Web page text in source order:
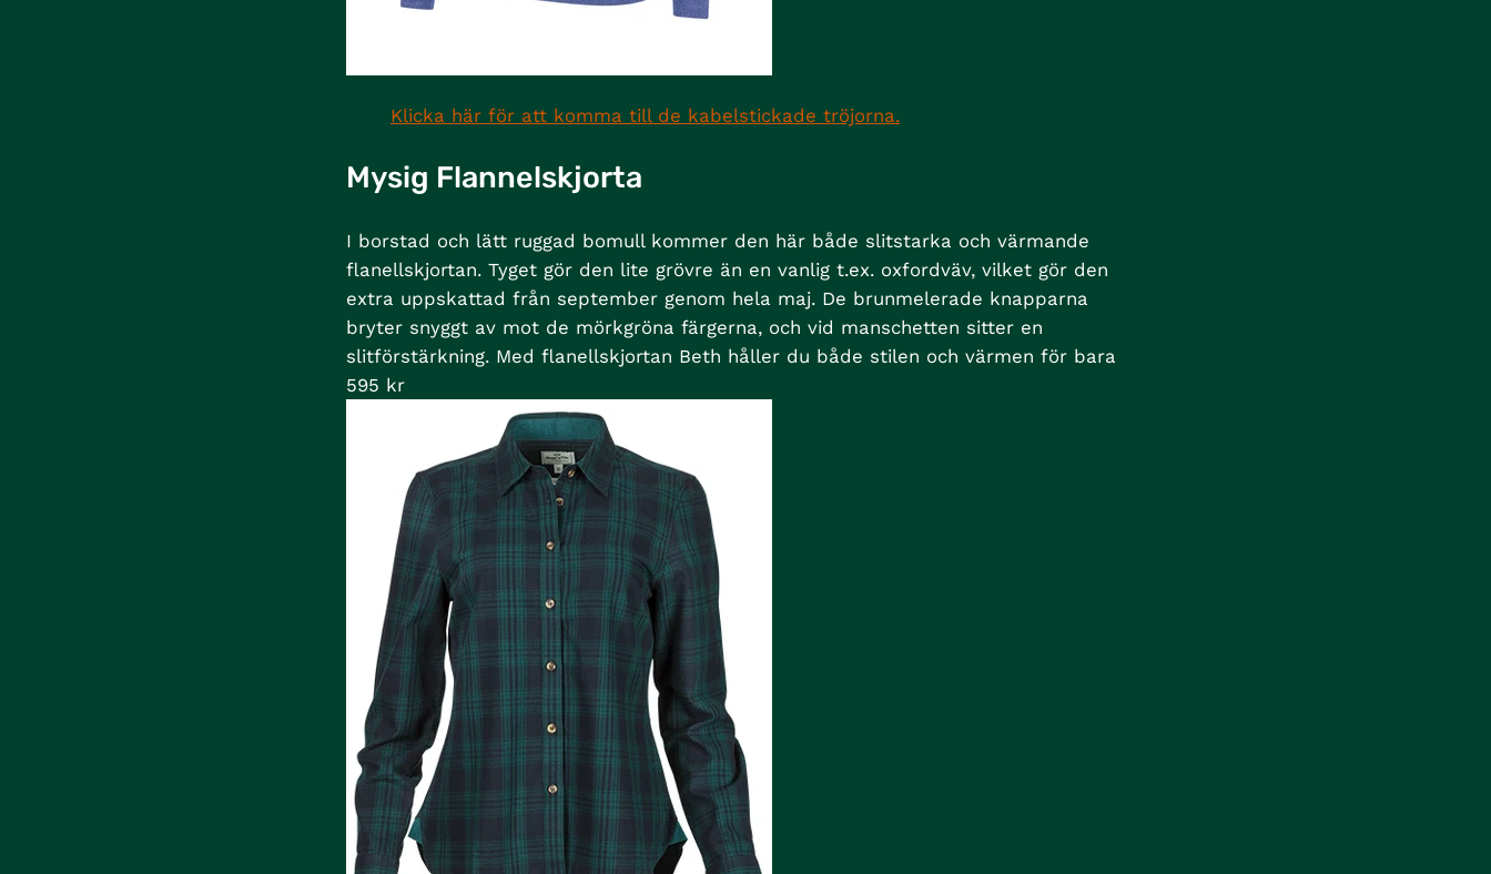
Klicka här för att komma till de kabelstickade tröjorna.
Mysig Flannelskjorta
I borstad och lätt ruggad bomull kommer den här både slitstarka och värmande
flanellskjortan. Tyget gör den lite grövre än en vanlig t.ex. oxfordväv, vilket gör den
extra uppskattad från september genom hela maj. De brunmelerade knapparna
bryter snyggt av mot de mörkgröna färgerna, och vid manschetten sitter en
slitförstärkning. Med flanellskjortan Beth håller du både stilen och värmen för bara
595 kr